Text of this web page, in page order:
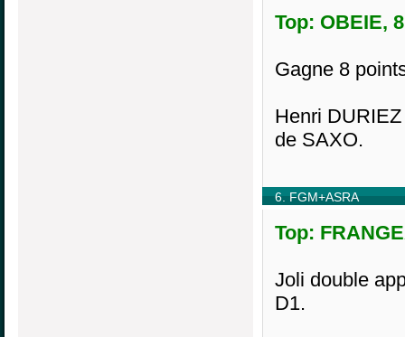
Top: OBEIE,
Gagne 8
Henri
de SAXO.
6. FGM+ASRA
Top:
Joli double
D1.